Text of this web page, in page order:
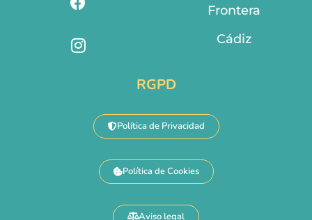
Frontera
Cádiz
RGPD
Política de Privacidad
Política de Cookies
Aviso legal